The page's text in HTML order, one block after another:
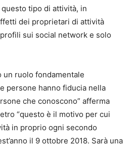
tipo di attività, in
dei proprietari di attività
sui social network e solo
un ruolo fondamentale
persone hanno fiducia nella
che conoscono” afferma
“questo è il motivo per cui
in proprio ogni secondo
il 9 ottobre 2018. Sarà una